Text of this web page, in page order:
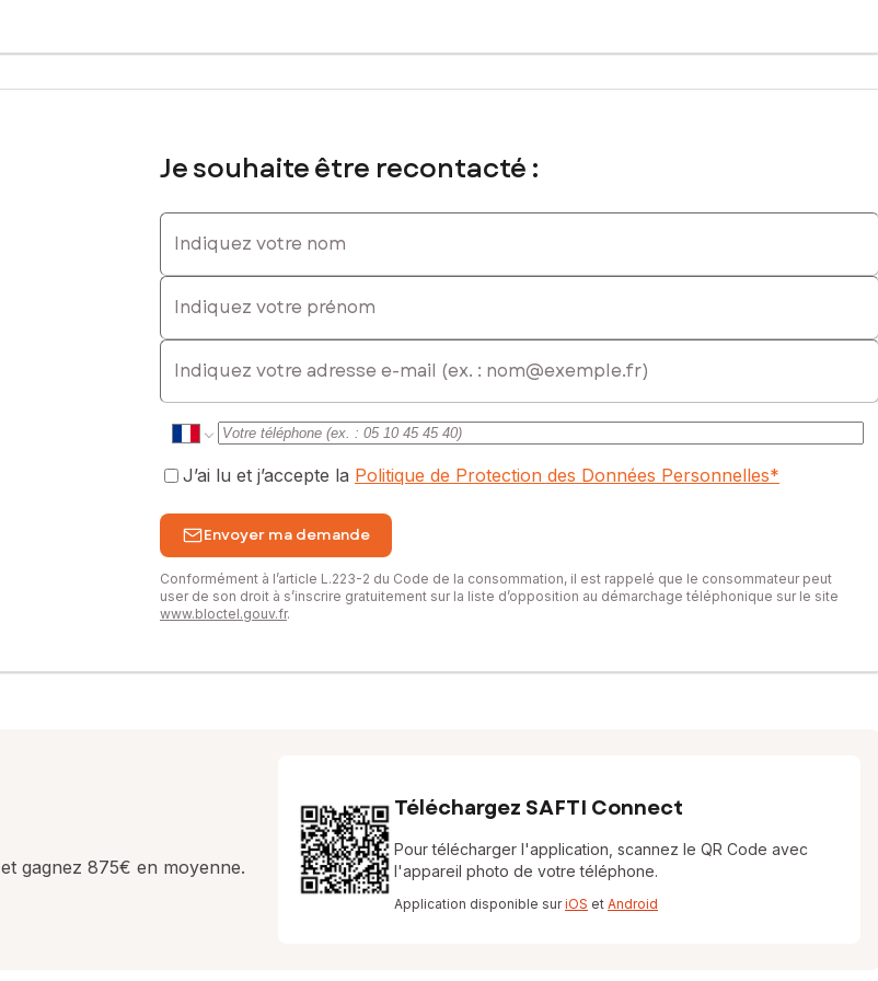
Je souhaite être recontacté :
Indiquez votre nom
Indiquez votre prénom
E-mail
J’ai lu et j’accepte la Politique de Protection des Données Personnelles*
Envoyer ma demande
Conformément à l’article L.223-2 du Code de la consommation, il est rappelé que le consommateur peut
user de son droit à s’inscrire gratuitement sur la liste d’opposition au démarchage téléphonique sur le site
www.bloctel.gouv.fr.
et gagnez 875€ en moyenne.
Téléchargez SAFTI Connect
Pour télécharger l'application, scannez le QR Code avec
l'appareil photo de votre téléphone.
Application disponible suriOS et Android